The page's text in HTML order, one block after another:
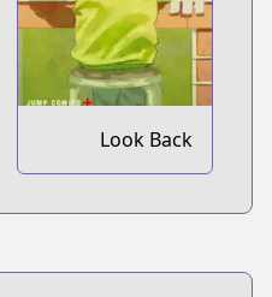
Look Back